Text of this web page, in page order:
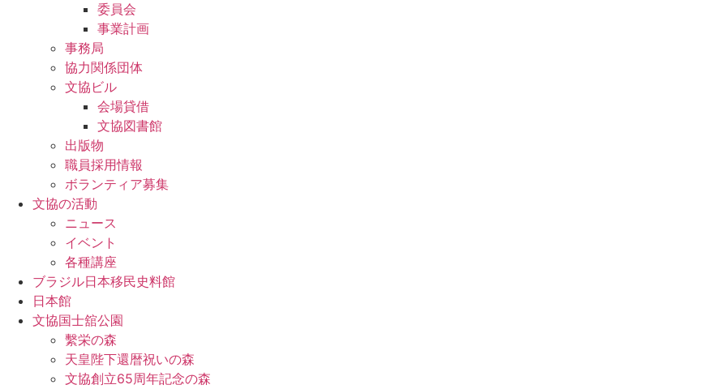
委員会
事業計画
事務局
協力関係団体
文協ビル
会場貸借
文協図書館
出版物
職員採用情報
ボランティア募集
文協の活動
ニュース
イベント
各種講座
ブラジル日本移民史料館
日本館
文協国士舘公園
繫栄の森
天皇陛下還暦祝いの森
文協創立65周年記念の森